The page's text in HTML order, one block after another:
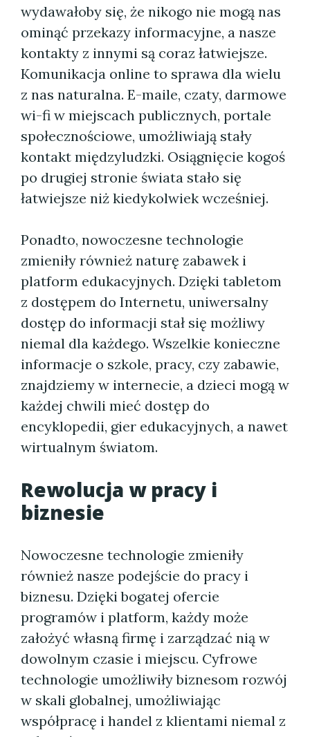
wydawałoby się, że nikogo nie mogą nas
ominąć przekazy informacyjne, a nasze
kontakty z innymi są coraz łatwiejsze.
Komunikacja online to sprawa dla wielu
z nas naturalna. E-maile, czaty, darmowe
wi-fi w miejscach publicznych, portale
społecznościowe, umożliwiają stały
kontakt międzyludzki. Osiągnięcie kogoś
po drugiej stronie świata stało się
łatwiejsze niż kiedykolwiek wcześniej.
Ponadto, nowoczesne technologie
zmieniły również naturę zabawek i
platform edukacyjnych. Dzięki tabletom
z dostępem do Internetu, uniwersalny
dostęp do informacji stał się możliwy
niemal dla każdego. Wszelkie konieczne
informacje o szkole, pracy, czy zabawie,
znajdziemy w internecie, a dzieci mogą w
każdej chwili mieć dostęp do
encyklopedii, gier edukacyjnych, a nawet
wirtualnym światom.
Rewolucja w pracy i
biznesie
Nowoczesne technologie zmieniły
również nasze podejście do pracy i
biznesu. Dzięki bogatej ofercie
programów i platform, każdy może
założyć własną firmę i zarządzać nią w
dowolnym czasie i miejscu. Cyfrowe
technologie umożliwiły biznesom rozwój
w skali globalnej, umożliwiając
współpracę i handel z klientami niemal z